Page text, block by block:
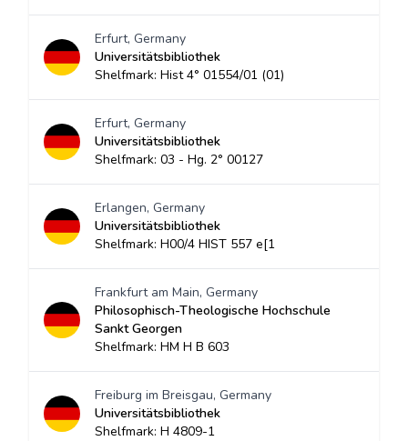
Erfurt, Germany
Universitätsbibliothek
Shelfmark: Hist 4° 01554/01 (01)
Erfurt, Germany
Universitätsbibliothek
Shelfmark: 03 - Hg. 2° 00127
Erlangen, Germany
Universitätsbibliothek
Shelfmark: H00/4 HIST 557 e[1
Frankfurt am Main, Germany
Philosophisch-Theologische Hochschule
Sankt Georgen
Shelfmark: HM H B 603
Freiburg im Breisgau, Germany
Universitätsbibliothek
Shelfmark: H 4809-1